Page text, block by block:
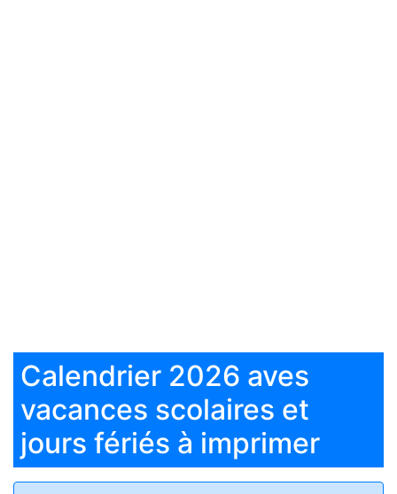
Calendrier 2026 aves
vacances scolaires et
jours fériés à imprimer